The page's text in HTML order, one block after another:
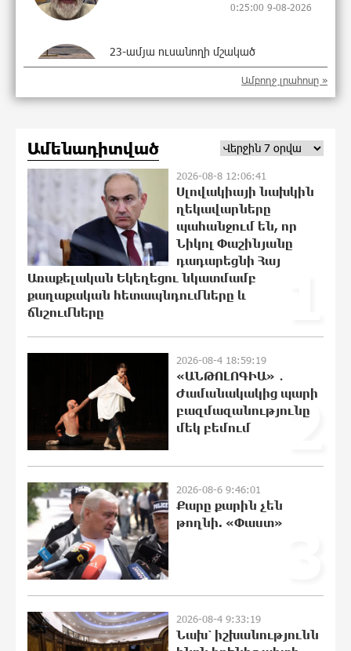
0:25:00 9-08-2026
23-ամյա ուսանողի մշակած
հավելվածը հարավկորեական App
Store-ում շրջանցել է նույնիսկ Google
Maps-ը
Ռուսաստանի տարածքում ոչնչացվել
է ուկրաինական 360 անօդաչու թռչող
սարք
23:39:22 8-08-2026
Օգոստոսի 10-ին, 11-ին, 12-ին, 13-ին,
14-ին, 17-ին, 18-ին և 20-ին
հարյուրավոր հասցեներում լույս չի
լինելու
Ողբերգական դեպք՝ Երևանում․
Կիևյան կամրջի տակ հայտնաբերվել է
տղամարդու մարմին
23:01:57 8-08-2026
Ադրբեջանի Սարով գյուղում տանը 18-
Հայհիդրոմետի տնօրենը գրել է
Արտակարգ դեպք՝ Երևանում․ կոտրել
Ամբողջ լրահոսը »
Ամենադիտված
2026-08-8 12:06:41
Սլովակիայի նախկին
ղեկավարները
պահանջում են, որ
Նիկոլ Փաշինյանը
դադարեցնի Հայ
Առաքելական Եկեղեցու նկատմամբ
քաղաքական հետապնդումները և
ճնշումները
2
2026-08-4 18:59:19
«ԱՆԹՈԼՈԳԻԱ» ․
Ժամանակակից պարի
բազմազանությունը
մեկ բեմում
2026-08-6 9:46:01
Քարը քարին չեն
թողնի. «Փաստ»
2026-08-4 9:33:19
Նախ՝ իշխանությունն